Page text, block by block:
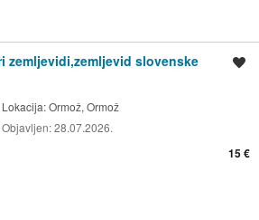
zemljevidi,zemljevid slovenske
Lokacija:Ormož, Ormož
Objavljen:28.07.2026.
15 €